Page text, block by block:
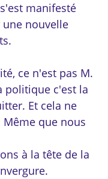
manifesté
nouvelle
ce n'est pas M.
politique c'est la
Et cela ne
que nous
à la tête de la